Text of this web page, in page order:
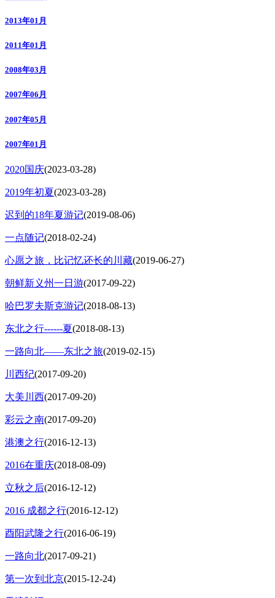
2013年01月
2011年01月
2008年03月
2007年06月
2007年05月
2007年01月
2020国庆(2023-03-28)
2019年初夏(2023-03-28)
迟到的18年夏游记(2019-08-06)
一点随记(2018-02-24)
心愿之旅，比记忆还长的川藏(2019-06-27)
朝鲜新义州一日游(2017-09-22)
哈巴罗夫斯克游记(2018-08-13)
东北之行------夏(2018-08-13)
一路向北——东北之旅(2019-02-15)
川西纪(2017-09-20)
大美川西(2017-09-20)
彩云之南(2017-09-20)
港澳之行(2016-12-13)
2016在重庆(2018-08-09)
立秋之后(2016-12-12)
2016 成都之行(2016-12-12)
酉阳武隆之行(2016-06-19)
一路向北(2017-09-21)
第一次到北京(2015-12-24)